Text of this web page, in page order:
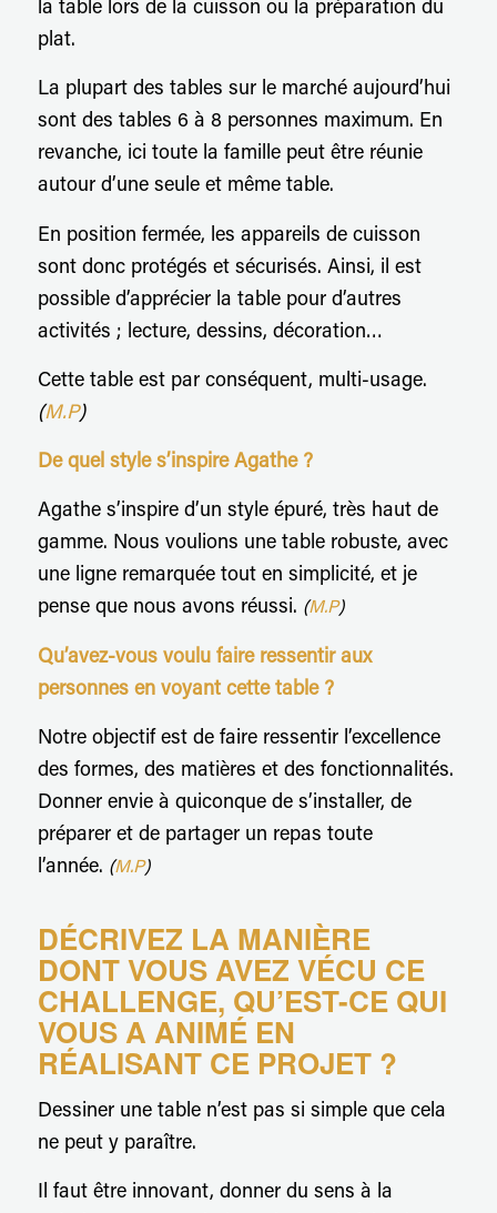
la table lors de la cuisson ou la préparation du
plat.
La plupart des tables sur le marché aujourd’hui
sont des tables 6 à 8 personnes maximum. En
revanche, ici toute la famille peut être réunie
autour d’une seule et même table.
En position fermée, les appareils de cuisson
sont donc protégés et sécurisés. Ainsi, il est
possible d’apprécier la table pour d’autres
activités ; lecture, dessins, décoration…
Cette table est par conséquent, multi-usage.
(M.P)
De quel style s’inspire Agathe ?
Agathe s’inspire d’un style épuré, très haut de
gamme. Nous voulions une table robuste, avec
une ligne remarquée tout en simplicité, et je
pense que nous avons réussi. (M.P)
Qu’avez-vous voulu faire ressentir aux
personnes en voyant cette table ?
Notre objectif est de faire ressentir l’excellence
des formes, des matières et des fonctionnalités.
Donner envie à quiconque de s’installer, de
préparer et de partager un repas toute
l’année. (M.P)
DÉCRIVEZ LA MANIÈRE
DONT VOUS AVEZ VÉCU CE
CHALLENGE, QU’EST-CE QUI
VOUS A ANIMÉ EN
RÉALISANT CE PROJET ?
Dessiner une table n’est pas si simple que cela
ne peut y paraître.
Il faut être innovant, donner du sens à la